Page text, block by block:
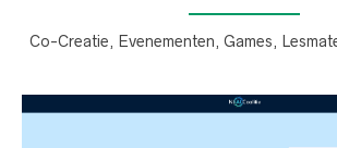
Co-Creatie, Evenementen, Games,